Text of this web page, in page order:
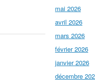
mai 2026
avril 2026
mars 2026
février 2026
janvier 2026
décembre